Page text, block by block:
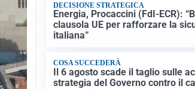
DECISIONE STRATEGICA
Energia, Procaccini (FdI-ECR):
clausola UE per rafforzare la
italiana”
COSA SUCCEDERÀ
Il 6 agosto scade il taglio sulle
strategia del Governo contro il